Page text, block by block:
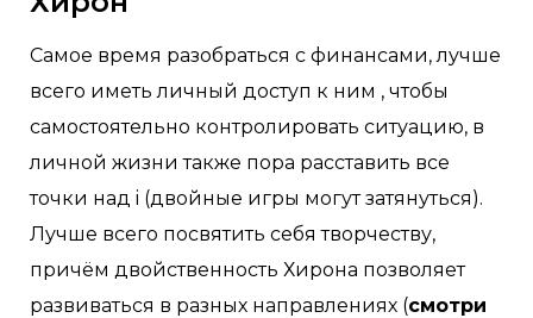
Самое время разобраться с финансами, лучше
всего иметь личный доступ к ним , чтобы
самостоятельно контролировать ситуацию, в
личной жизни также пора расставить все
точки над i (двойные игры могут затянуться).
Лучше всего посвятить себя творчеству,
причём двойственность Хирона позволяет
развиваться в разных направлениях (смотри